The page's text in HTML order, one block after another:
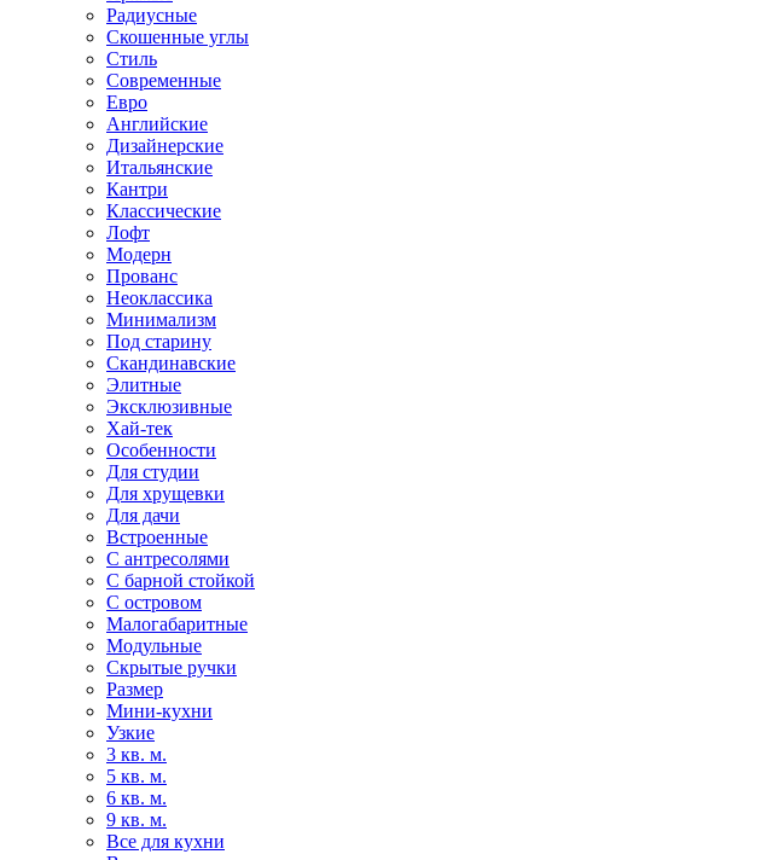
Радиусные
Скошенные углы
Стиль
Современные
Евро
Английские
Дизайнерские
Итальянские
Кантри
Классические
Лофт
Модерн
Прованс
Неоклассика
Минимализм
Под старину
Скандинавские
Элитные
Эксклюзивные
Хай-тек
Особенности
Для студии
Для хрущевки
Для дачи
Встроенные
С антресолями
С барной стойкой
С островом
Малогабаритные
Модульные
Скрытые ручки
Размер
Мини-кухни
Узкие
3 кв. м.
5 кв. м.
6 кв. м.
9 кв. м.
Все для кухни